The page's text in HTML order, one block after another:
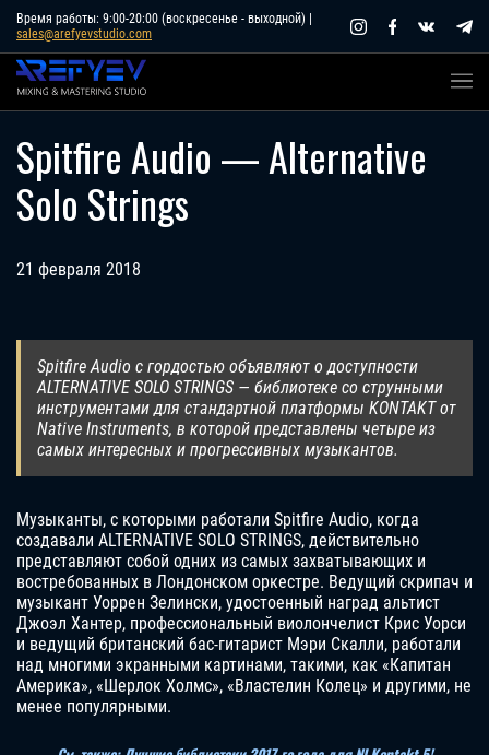
Skip
content
Время работы: 9:00-20:00 (воскресенье - выходной) |
sales@arefyevstudio.com
Spitfire Audio — Alternative
Solo Strings
21 февраля 2018
Spitfire Audio с гордостью объявляют о доступности
ALTERNATIVE SOLO STRINGS — библиотеке со струнными
инструментами для стандартной платформы KONTAKT от
Native Instruments, в которой представлены четыре из
самых интересных и прогрессивных музыкантов.
Музыканты, с которыми работали Spitfire Audio, когда
создавали ALTERNATIVE SOLO STRINGS, действительно
представляют собой одних из самых захватывающих и
востребованных в Лондонском оркестре. Ведущий скрипач и
музыкант Уоррен Зелински, удостоенный наград альтист
Джоэл Хантер, профессиональный виолончелист Крис Уорси
и ведущий британский бас-гитарист Мэри Скалли, работали
над многими экранными картинами, такими, как «Капитан
Америка», «Шерлок Холмс», «Властелин Колец» и другими, не
менее популярными.